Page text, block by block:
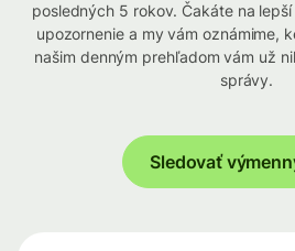
posledných 5 rokov. Čakáte na
upozornenie a my vám oznámime,
našim denným prehľadom vám už
správy.
Sledovať